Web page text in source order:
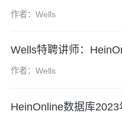
作者：Wells
Wells特聘讲师：
作者：Wells
HeinOnline数据库